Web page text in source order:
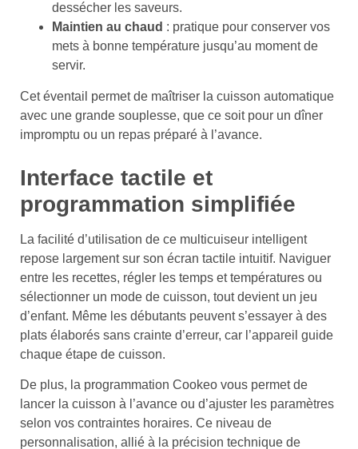
dessécher les saveurs.
Maintien au chaud : pratique pour conserver vos
mets à bonne température jusqu’au moment de
servir.
Cet éventail permet de maîtriser la cuisson automatique
avec une grande souplesse, que ce soit pour un dîner
impromptu ou un repas préparé à l’avance.
Interface tactile et
programmation simplifiée
La facilité d’utilisation de ce multicuiseur intelligent
repose largement sur son écran tactile intuitif. Naviguer
entre les recettes, régler les temps et températures ou
sélectionner un mode de cuisson, tout devient un jeu
d’enfant. Même les débutants peuvent s’essayer à des
plats élaborés sans crainte d’erreur, car l’appareil guide
chaque étape de cuisson.
De plus, la programmation Cookeo vous permet de
lancer la cuisson à l’avance ou d’ajuster les paramètres
selon vos contraintes horaires. Ce niveau de
personnalisation, allié à la précision technique de